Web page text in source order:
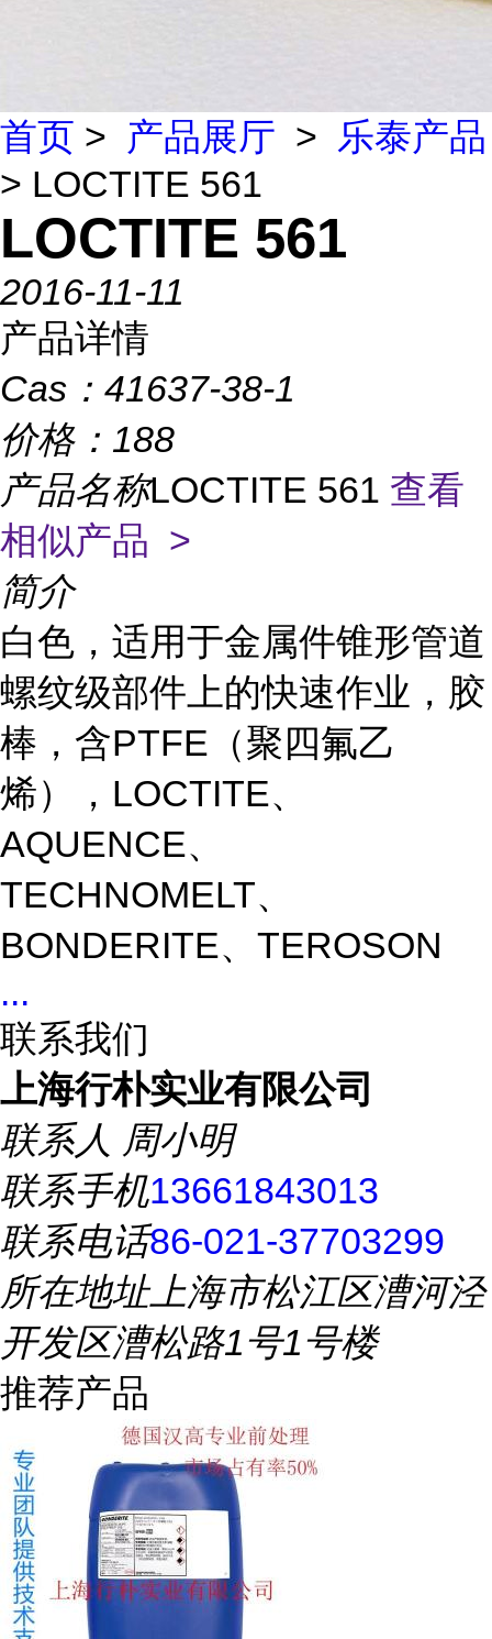
首页 > 产品展厅 > 乐泰产品
> LOCTITE 561
LOCTITE 561
2016-11-11
产品详情
Cas： 41637-38-1
价格： 188
产品名称LOCTITE 561 查看
相似产品 >
简介
白色，适用于金属件锥形管道
螺纹级部件上的快速作业，胶
棒，含PTFE（聚四氟乙
烯），LOCTITE、
AQUENCE、
TECHNOMELT、
BONDERITE、TEROSON
...
联系我们
上海行朴实业有限公司
联系人 周小明
联系手机13661843013
联系电话86-021-37703299
所在地址上海市松江区漕河泾
开发区漕松路1号1号楼
推荐产品